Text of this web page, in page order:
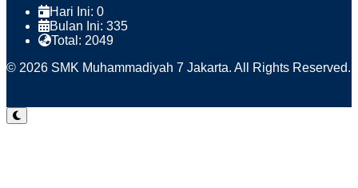
Hari Ini: 0
Bulan Ini: 335
Total: 2049
© 2026 SMK Muhammadiyah 7 Jakarta. All Rights Reserved.